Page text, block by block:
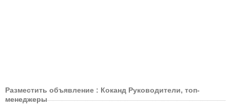
Разместить объявление : Коканд Руководители, топ-
менеджеры